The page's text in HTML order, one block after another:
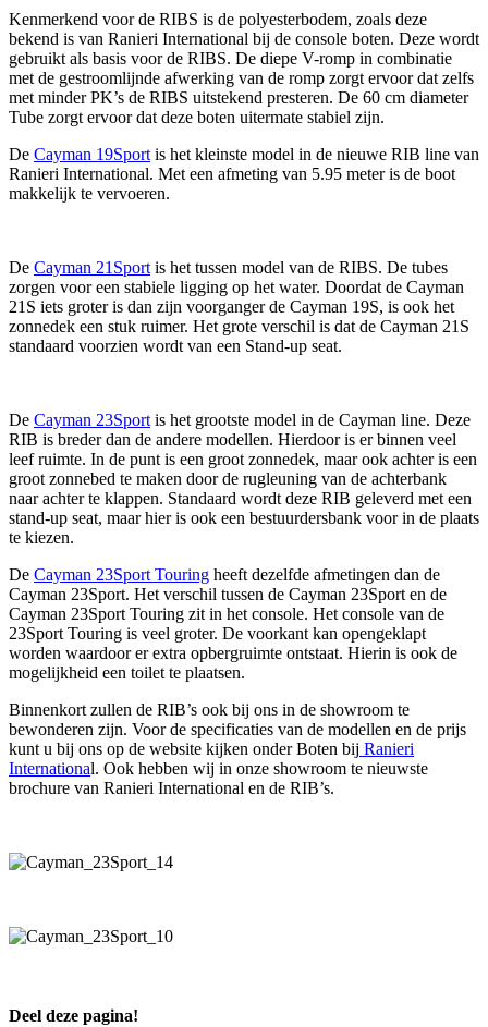
Kenmerkend voor de RIBS is de polyesterbodem, zoals deze
bekend is van Ranieri International bij de console boten. Deze wordt
gebruikt als basis voor de RIBS. De diepe V-romp in combinatie
met de gestroomlijnde afwerking van de romp zorgt ervoor dat zelfs
met minder PK’s de RIBS uitstekend presteren. De 60 cm diameter
Tube zorgt ervoor dat deze boten uitermate stabiel zijn.
De Cayman 19Sport is het kleinste model in de nieuwe RIB line van
Ranieri International. Met een afmeting van 5.95 meter is de boot
makkelijk te vervoeren.
De Cayman 21Sport is het tussen model van de RIBS. De tubes
zorgen voor een stabiele ligging op het water. Doordat de Cayman
21S iets groter is dan zijn voorganger de Cayman 19S, is ook het
zonnedek een stuk ruimer. Het grote verschil is dat de Cayman 21S
standaard voorzien wordt van een Stand-up seat.
De Cayman 23Sport is het grootste model in de Cayman line. Deze
RIB is breder dan de andere modellen. Hierdoor is er binnen veel
leef ruimte. In de punt is een groot zonnedek, maar ook achter is een
groot zonnebed te maken door de rugleuning van de achterbank
naar achter te klappen. Standaard wordt deze RIB geleverd met een
stand-up seat, maar hier is ook een bestuurdersbank voor in de plaats
te kiezen.
De Cayman 23Sport Touring heeft dezelfde afmetingen dan de
Cayman 23Sport. Het verschil tussen de Cayman 23Sport en de
Cayman 23Sport Touring zit in het console. Het console van de
23Sport Touring is veel groter. De voorkant kan opengeklapt
worden waardoor er extra opbergruimte ontstaat. Hierin is ook de
mogelijkheid een toilet te plaatsen.
Binnenkort zullen de RIB’s ook bij ons in de showroom te
bewonderen zijn. Voor de specificaties van de modellen en de prijs
kunt u bij ons op de website kijken onder Boten bij Ranieri
International. Ook hebben wij in onze showroom te nieuwste
brochure van Ranieri International en de RIB’s.
Deel deze pagina!